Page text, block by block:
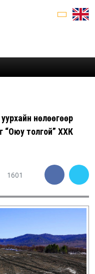
нөлөөгөөр
“Оюу толгой” ХХК
1601